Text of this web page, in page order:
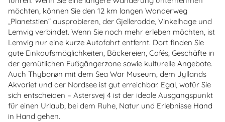
möchten, können Sie den 12 km langen Wanderweg
„Planetstien“ ausprobieren, der Gjellerodde, Vinkelhage und
Lemvig verbindet. Wenn Sie noch mehr erleben möchten, ist
Lemvig nur eine kurze Autofahrt entfernt. Dort finden Sie
gute Einkaufsmöglichkeiten, Bäckereien, Cafés, Geschäfte in
der gemütlichen Fußgängerzone sowie kulturelle Angebote.
Auch Thyborøn mit dem Sea War Museum, dem Jyllands
Akvariet und der Nordsee ist gut erreichbar. Egal, wofür Sie
sich entscheiden – Astersvej 4 ist der ideale Ausgangspunkt
für einen Urlaub, bei dem Ruhe, Natur und Erlebnisse Hand
in Hand gehen.